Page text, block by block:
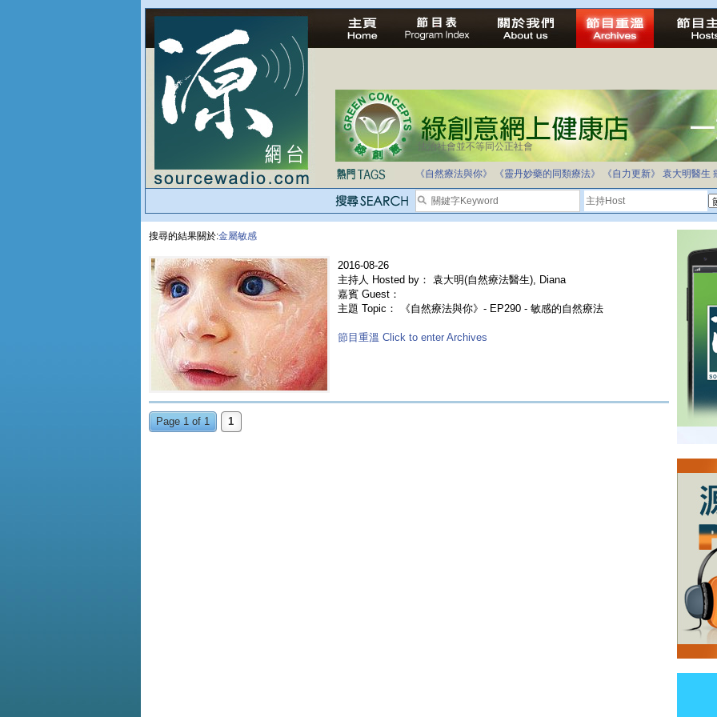
法治社會並不等同公正社會
《自然療法與你》 《靈丹妙藥的同類療法》 《自力更新》 袁大明醫生
搜尋的結果關於:金屬敏感
2016-08-26
主持人 Hosted by： 袁大明(自然療法醫生), Diana
嘉賓 Guest：
主題 Topic： 《自然療法與你》- EP290 - 敏感的自然療法
節目重溫 Click to enter Archives
Page 1 of 1 1